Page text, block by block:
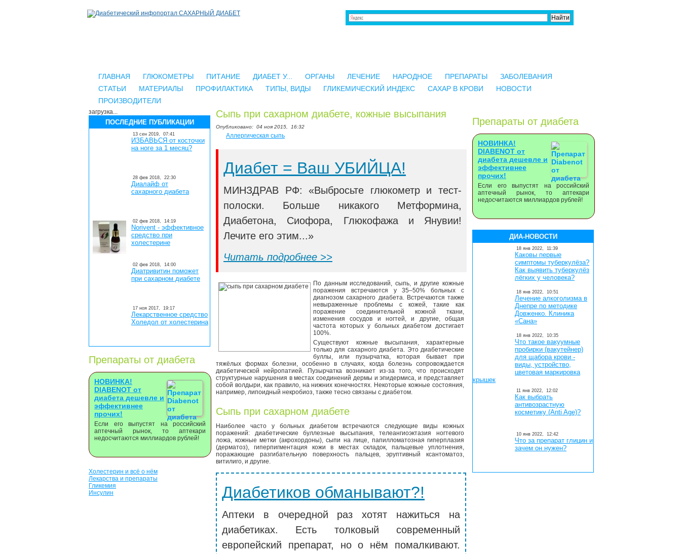
ГЛАВНАЯ ГЛЮКОМЕТРЫ ПИТАНИЕ ДИАБЕТ У... ОРГАНЫ ЛЕЧЕНИЕ НАРОДНОЕ ПРЕПАРАТЫ
ЗАБОЛЕВАНИЯ
СТАТЬИ
МАТЕРИАЛЫ ПРОФИЛАКТИКА ТИПЫ, ВИДЫ ГЛИКЕМИЧЕСКИЙ ИНДЕКС САХАР В КРОВИ
НОВОСТИ
ПРОИЗВОДИТЕЛИ
загрузка...
ПОСЛЕДНИЕ ПУБЛИКАЦИИ
13 сен 2019, 07:41
ИЗБАВЬСЯ от косточки
на ноге за 1 месяц?
28 фев 2018, 22:30
Диалайф от
сахарного диабета
02 фев 2018, 14:19
Norivent - эффективное
средство при
холестерине
02 фев 2018, 14:00
Диатривитин поможет
при сахарном диабете
17 ноя 2017, 19:17
Лекарственное средство
Холедол от холестерина
Препараты от диабета
НОВИНКА!
DIABENOT от
диабета дешевле и
эффективнее
прочих!
Если его выпустят на российский
аптечный рынок, то аптекари
недосчитаются миллиардов рублей!
Холестерин и всё о нём
Лекарства и препараты
Гликемия
Инсулин
Сыпь при сахарном диабете, кожные высыпания
Опубликовано: 04 ноя 2015, 16:32
Аллергическая сыпь
Диабет = Ваш УБИЙЦА!
МИНЗДРАВ РФ: «Выбросьте глюкометр и тест-
полоски. Больше никакого Метформина,
Диабетона, Сиофора, Глюкофажа и Янувии!
Лечите его этим...»
Читать подробнее >>
По данным исследований, сыпь, и другие кожные
поражения встречаются у 35–50% больных с
диагнозом сахарного диабета. Встречаются также
невыраженные проблемы с кожей, такие как
поражение соединительной кожной ткани,
изменения сосудов и ногтей, и другие, общая
частота которых у больных диабетом достигает
100%.
Существуют кожные высыпания, характерные
только для сахарного диабета. Это диабетические
буллы, или пузырчатка, которая бывает при
тяжёлых формах болезни, особенно в случаях, когда болезнь сопровождается
диабетической нейропатией. Пузырчатка возникает из-за того, что происходят
структурные нарушения в местах соединений дермы и эпидермиса, и представляет
собой волдыри, как правило, на нижних конечностях. Некоторые кожные состояния,
например, липоидный некробиоз, также тесно связаны с диабетом.
Сыпь при сахарном диабете
Наиболее часто у больных диабетом встречаются следующие виды кожных
поражений: диабетические буллезные высыпания, телеангиоэктазия ногтевого
ложа, кожные метки (акрохордоны), сыпи на лице, папилломатозная гиперплазия
(дерматоз), гиперпигментация кожи в местах складок, пальцевые уплотнения,
поражающие разгибательную поверхность пальцев, эруптивный ксантоматоз,
витилиго, и другие.
Диабетиков обманывают?!
Аптеки в очередной раз хотят нажиться на
диабетиках. Есть толковый современный
европейский препарат, но о нём помалкивают.
Препараты от диабета
НОВИНКА!
DIABENOT от
диабета дешевле и
эффективнее
прочих!
Если его выпустят на российский
аптечный рынок, то аптекари
недосчитаются миллиардов рублей!
ДИА-НОВОСТИ
18 янв 2022, 11:39
Каковы первые
симптомы туберкулёза?
Как выявить туберкулёз
лёгких у человека?
18 янв 2022, 10:51
Лечение алкоголизма в
Днепре по методике
Довженко. Клиника
«Сана»
18 янв 2022, 10:35
Что такое вакуумные
пробирки (вакутейнер)
для щабора крови -
виды, устройство,
цветовая маркировка
крышек
11 янв 2022, 12:02
Как выбрать
антивозрастную
косметику (Anti Age)?
10 янв 2022, 12:42
Что за препарат глицин и
зачем он нужен?